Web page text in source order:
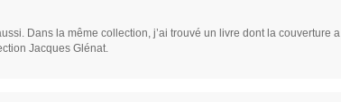
Dans la même collection, j’ai trouvé un livre dont la couverture a
Jacques Glénat.